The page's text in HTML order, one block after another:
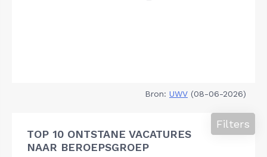
Bron: UWV (08-06-2026)
TOP 10 ONTSTANE VACATURES
NAAR BEROEPSGROEP
Filters